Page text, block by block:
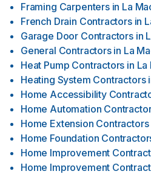
Framing Carpenters in La
French Drain Contractors in
Garage Door Contractors in
General Contractors in La
Heat Pump Contractors in La
Heating System Contractors
Home Accessibility
Home Automation
Home Extension Contractors
Home Foundation
Home Improvement
Home Improvement